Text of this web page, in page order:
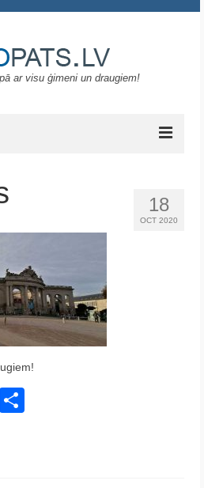
ar visu ģimeni un draugiem!
18
OCT 2020
WhatsApp